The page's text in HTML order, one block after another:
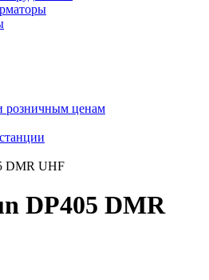
розничным ценам
DMR UHF
DP405 DMR